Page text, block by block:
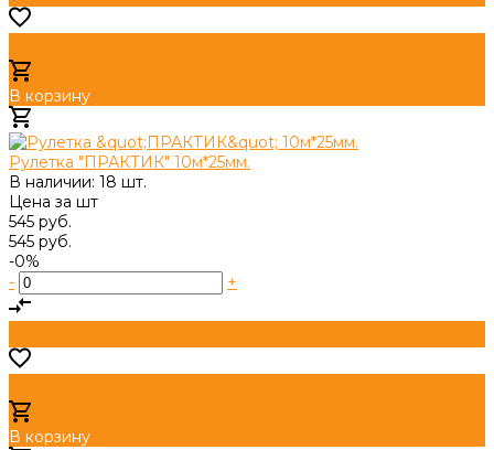
В корзину
Рулетка "ПРАКТИК" 10м*25мм.
В наличии: 18 шт.
Цена за шт
545 руб.
545 руб.
-0%
-
+
В корзину